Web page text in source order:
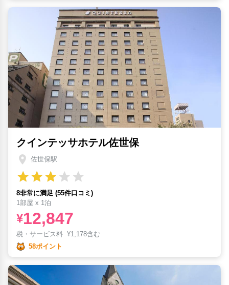
クインテッサホテル佐世保
佐世保駅
8非常に満足 (55件口コミ)
1部屋 x 1泊
¥12,847
税・サービス料 ¥1,178含む
58ポイント